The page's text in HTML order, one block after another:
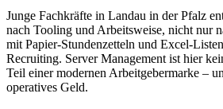
Junge Fachkräfte in Landau in der Pfalz
nach Tooling und Arbeitsweise, nicht nur
mit Papier-Stundenzetteln und Excel-
Recruiting. Server Management ist hier
Teil einer modernen Arbeitgebermarke –
operatives Geld.